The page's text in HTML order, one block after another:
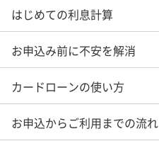
はじめての利息計算
お申込み前に不安を解消
カードローンの使い方
お申込からご利用までの流れ